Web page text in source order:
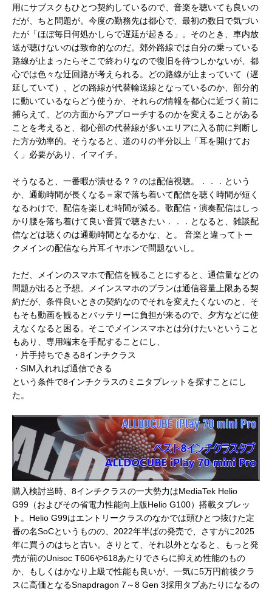
用にサブスクもひとつ契約しているので、音楽を聴いても良いの
だが、ちと問題が。今度の勤務先は都心で、最初の数日で気づい
たが「ほぼ毎日何処かしらで遅延が起きる」。そのとき、車内放
送が聴けないのは致命的なのだ。郊外路線では自分の乗っている
路線が止まったらそこで終わりなので復旧を待つしかないが、都
心では色々な迂回路が考えられる。どの路線が止まっていて（遅
延していて）、どの路線が代替輸送線となっているのか、部分的
に動いているならどう使うか、それらの情報を都心に近づく前に
捕らえて、どの方面からアプローチするのかを変えることがある
ことを考えると、都心部の代替線が多いエリアに入る前に判断し
た方が効率的。そうなると、道のりの半分以上「耳を開けてお
く」必要があり、イマイチ。
そうなると、一番暇が潰せる？？のは配信視聴。．．．という
か、通勤時間が長くなる＝家で落ち着いて配信を聴く時間が短く
なるわけで、配信を楽しむ時間が減る。歌配信・演奏配信はしっ
かり腰を落ち着けて良い音質で聴きたい．．．となると、雑談配
信などは聴くのは通勤時間となるかな、と。 音楽と違ってトー
クメインの配信なら片耳イヤホンで問題ないし。
ただ、メインのスマホで配信を観ることにすると、通信量などの
問題が出ると予想。メインスマホのプランは通信容量上限ある契
約だが、条件良いときの契約なのでそれを変えたくないのと、そ
もそも動画を観るとバッテリーに負担が来るので、夕方などに使
えなくなると困る。そこでメインスマホとは分けたいということ
もあり、専用端末を手配することにし、
・片手持ちできる8インチクラス
・SIM入れれば通信できる
という条件で8インチクラスのミニタブレットを探すことにし
た。
購入検討当時、8インチクラスの一大勢力はMediaTek Helio
G99（およびその省電力性能向上版Helio G100）搭載タブレッ
ト。Helio G99はエントリークラスのなかでは頭ひとつ抜けた定
番の名SoCというものの、2022年半ばの発売で、さすがに2025
年に買うのはちと古い。さりとて、それ以外となると、もっと発
売が前のUnisoc T606や618あたりでさらに抑えめ性能のもの
か、もしくはかなり上級で性能も良いが、一気に5万円前後クラ
スに高価となるSnapdragon 7～8 Gen 3採用タブあたりになるの